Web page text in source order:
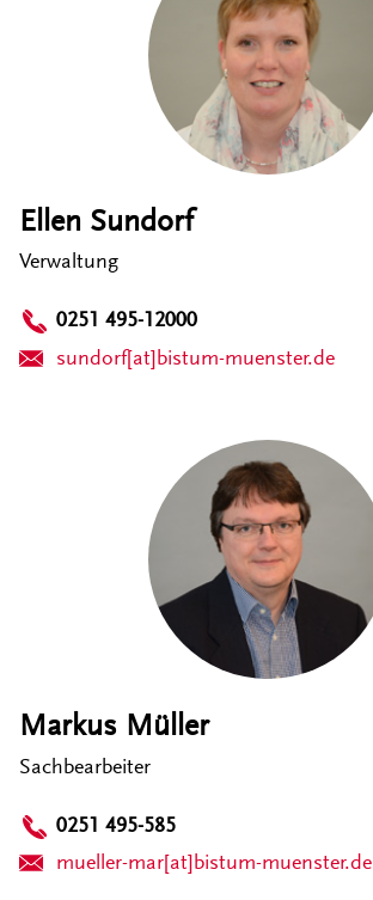
Ellen Sundorf
Verwaltung
0251 495-12000
sundorf[at]bistum-muenster.de
Markus Müller
Sachbearbeiter
0251 495-585
mueller-mar[at]bistum-muenster.de